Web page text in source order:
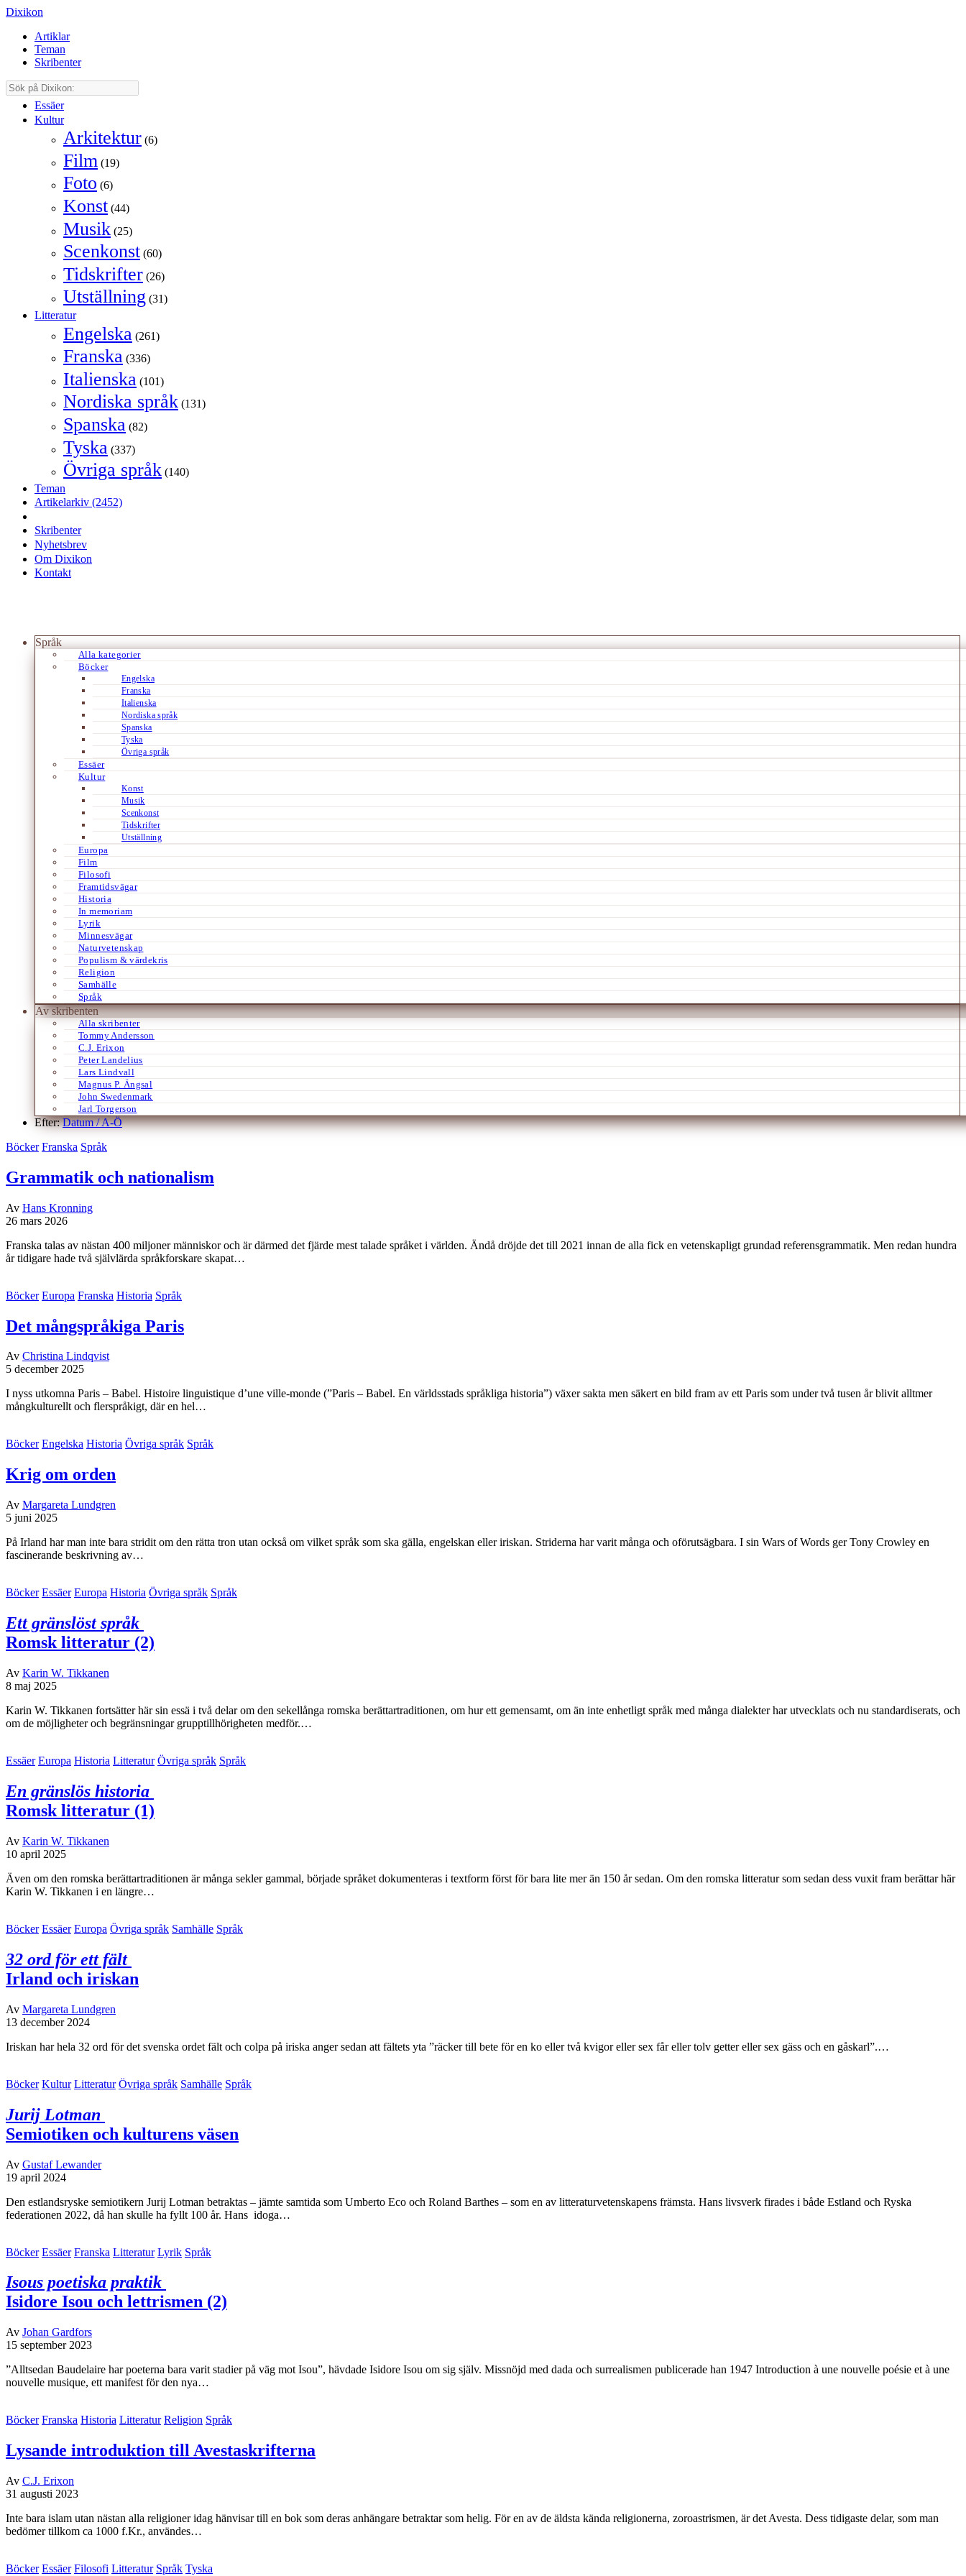
Dixikon
Artiklar
Teman
Skribenter
Essäer
Kultur
Arkitektur (6)
Film (19)
Foto (6)
Konst (44)
Musik (25)
Scenkonst (60)
Tidskrifter (26)
Utställning (31)
Litteratur
Engelska (261)
Franska (336)
Italienska (101)
Nordiska språk (131)
Spanska (82)
Tyska (337)
Övriga språk (140)
Teman
Artikelarkiv (2452)
Skribenter
Nyhetsbrev
Om Dixikon
Kontakt
Språk
Alla kategorier
Böcker
Engelska
Franska
Italienska
Nordiska språk
Spanska
Tyska
Övriga språk
Essäer
Kultur
Konst
Musik
Scenkonst
Tidskrifter
Utställning
Europa
Film
Filosofi
Framtidsvägar
Historia
In memoriam
Lyrik
Minnesvägar
Naturvetenskap
Populism & värdekris
Religion
Samhälle
Språk
Av skribenten
Alla skribenter
Tommy Andersson
C.J. Erixon
Peter Landelius
Lars Lindvall
Magnus P. Ängsal
John Swedenmark
Jarl Torgerson
Efter:Datum /A-Ö
Böcker Franska Språk
Grammatik och nationalism
Av Hans Kronning
26 mars 2026
Franska talas av nästan 400 miljoner människor och är därmed det fjärde mest talade språket i världen. Ändå dröjde det till 2021 innan de alla fick en vetenskapligt grundad referensgrammatik. Men redan hundra
år tidigare hade två självlärda språkforskare skapat…
Böcker Europa Franska Historia Språk
Det mångspråkiga Paris
Av Christina Lindqvist
5 december 2025
I nyss utkomna Paris – Babel. Histoire linguistique d’une ville-monde (”Paris – Babel. En världsstads språkliga historia”) växer sakta men säkert en bild fram av ett Paris som under två tusen år blivit alltmer
mångkulturellt och flerspråkigt, där en hel…
Böcker Engelska Historia Övriga språk Språk
Krig om orden
Av Margareta Lundgren
5 juni 2025
På Irland har man inte bara stridit om den rätta tron utan också om vilket språk som ska gälla, engelskan eller iriskan. Striderna har varit många och oförutsägbara. I sin Wars of Words ger Tony Crowley en
fascinerande beskrivning av…
Böcker Essäer Europa Historia Övriga språk Språk
Ett gränslöst språk
Romsk litteratur (2)
Av Karin W. Tikkanen
8 maj 2025
Karin W. Tikkanen fortsätter här sin essä i två delar om den sekellånga romska berättartraditionen, om hur ett gemensamt, om än inte enhetligt språk med många dialekter har utvecklats och nu standardiserats, och
om de möjligheter och begränsningar grupptillhörigheten medför.…
Essäer Europa Historia Litteratur Övriga språk Språk
En gränslös historia
Romsk litteratur (1)
Av Karin W. Tikkanen
10 april 2025
Även om den romska berättartraditionen är många sekler gammal, började språket dokumenteras i textform först för bara lite mer än 150 år sedan. Om den romska litteratur som sedan dess vuxit fram berättar här
Karin W. Tikkanen i en längre…
Böcker Essäer Europa Övriga språk Samhälle Språk
32 ord för ett fält
Irland och iriskan
Av Margareta Lundgren
13 december 2024
Iriskan har hela 32 ord för det svenska ordet fält och colpa på iriska anger sedan att fältets yta ”räcker till bete för en ko eller två kvigor eller sex får eller tolv getter eller sex gäss och en gåskarl”.…
Böcker Kultur Litteratur Övriga språk Samhälle Språk
Jurij Lotman
Semiotiken och kulturens väsen
Av Gustaf Lewander
19 april 2024
Den estlandsryske semiotikern Jurij Lotman betraktas – jämte samtida som Umberto Eco och Roland Barthes – som en av litteraturvetenskapens främsta. Hans livsverk firades i både Estland och Ryska
federationen 2022, då han skulle ha fyllt 100 år. Hans idoga…
Böcker Essäer Franska Litteratur Lyrik Språk
Isous poetiska praktik
Isidore Isou och lettrismen (2)
Av Johan Gardfors
15 september 2023
”Alltsedan Baudelaire har poeterna bara varit stadier på väg mot Isou”, hävdade Isidore Isou om sig själv. Missnöjd med dada och surrealismen publicerade han 1947 Introduction à une nouvelle poésie et à une
nouvelle musique, ett manifest för den nya…
Böcker Franska Historia Litteratur Religion Språk
Lysande introduktion till Avestaskrifterna
Av C.J. Erixon
31 augusti 2023
Inte bara islam utan nästan alla religioner idag hänvisar till en bok som deras anhängare betraktar som helig. För en av de äldsta kända religionerna, zoroastrismen, är det Avesta. Dess tidigaste delar, som man
bedömer tillkom ca 1000 f.Kr., användes…
Böcker Essäer Filosofi Litteratur Språk Tyska